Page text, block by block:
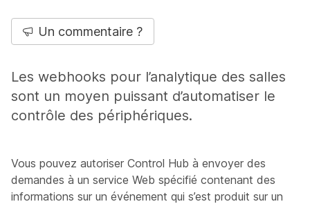
Un commentaire ?
Les webhooks pour l’analytique des salles
sont un moyen puissant d’automatiser le
contrôle des périphériques.
Vous pouvez autoriser Control Hub à envoyer des
demandes à un service Web spécifié contenant des
informations sur un événement qui s’est produit sur un